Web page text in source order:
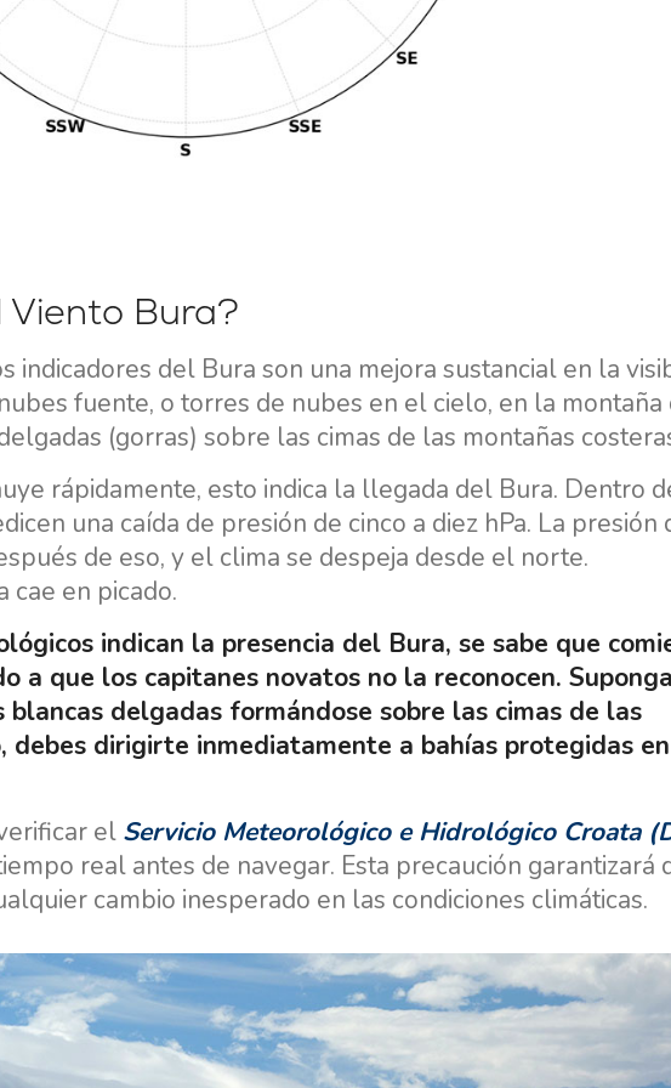
Bura?
indicadores del Bura son una mejora sustancial en la
fuente, o torres de nubes en el cielo, en la montaña
(gorras) sobre las cimas de las montañas
rápidamente, esto indica la llegada del Bura. Dentro
una caída de presión de cinco a diez hPa. La presión
de eso, y el clima se despeja desde el norte.
en picado.
indican la presencia del Bura, se sabe que
a que los capitanes novatos no la reconocen.
delgadas formándose sobre las cimas de las
debes dirigirte inmediatamente a bahías protegidas en
el Servicio Meteorológico e Hidrológico Croata
real antes de navegar. Esta precaución garantizará
cambio inesperado en las condiciones climáticas.